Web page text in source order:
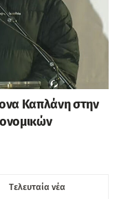
Καπλάνη στην
Tελευταία νέα